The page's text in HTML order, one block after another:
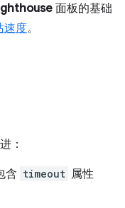
面板的基础
速度。
：
含 timeout 属性